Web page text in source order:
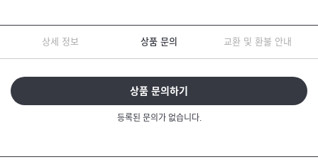
상세 정보 상품 문의 교환 및 환불 안내
상품 문의하기
등록된 문의가 없습니다.